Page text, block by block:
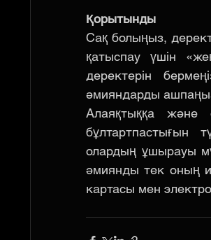
Қорытынды
Сақ болыңыз,
қатыспау үшін
деректерін
әмияндарды
Алаяқтыққа және
бұлтартпастығын
олардың ұшырауы
әмиянды тек оның
картасы мен